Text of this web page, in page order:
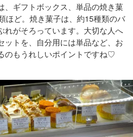
、ギフトボックス、単品の焼き菓
ほど。焼き菓子は、約15種類のバ
れがそろっています。大切な人へ
ットを、自分用には単品など、お
のもうれしいポイントですね♡